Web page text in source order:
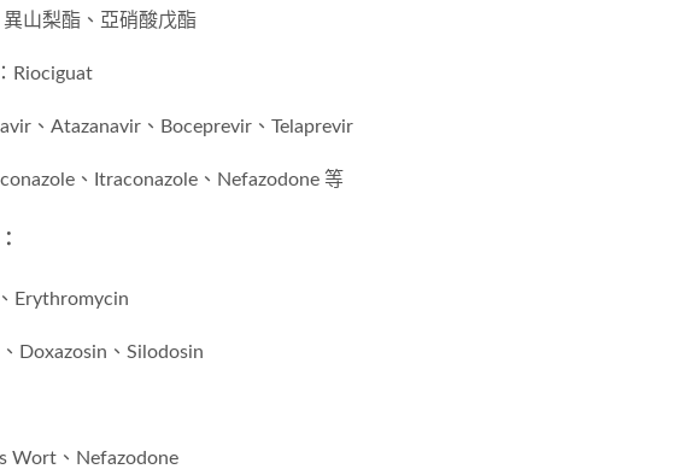
異山梨酯、亞硝酸戊酯
：Riociguat
、Atazanavir、Boceprevir、Telaprevir
、Itraconazole、Nefazodone 等
Erythromycin
Doxazosin、Silodosin
Wort、Nefazodone